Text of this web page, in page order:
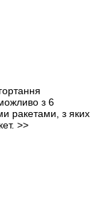
можливо з 6
ракетами, з яких
>>